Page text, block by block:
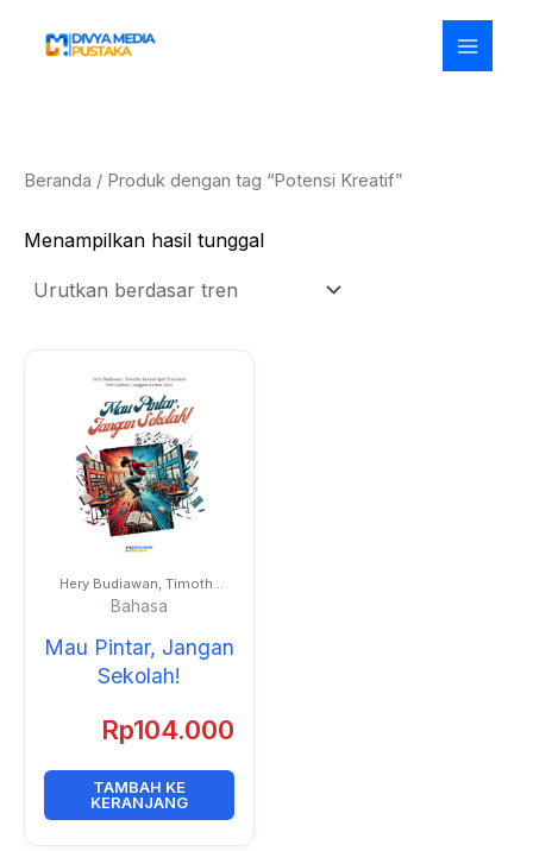
Beranda / Produk dengan tag “Potensi Kreatif”
Menampilkan hasil tunggal
Hery Budiawan, Timothy
Revival April Torondek,
Putri Safrani, dan Anggun
Bahasa
Mau Pintar, Jangan
Sekolah!
Rp104.000
TAMBAH KE
KERANJANG